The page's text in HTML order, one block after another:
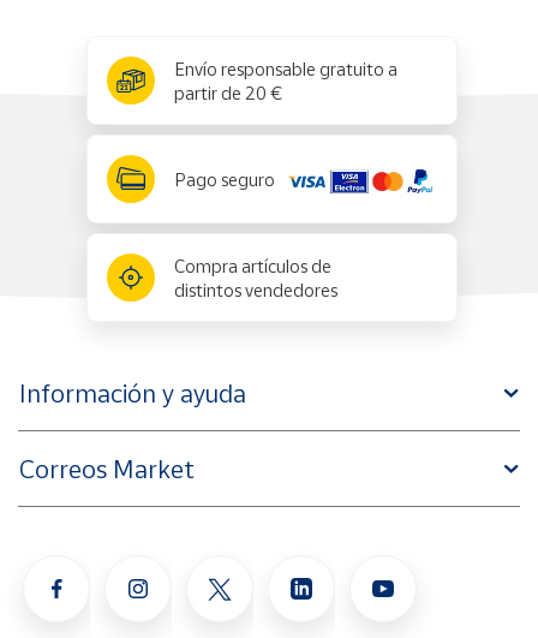
Envío responsable gratuito a
partir de 20 €
Pago seguro
Compra artículos de
distintos vendedores
Información y ayuda
Correos Market